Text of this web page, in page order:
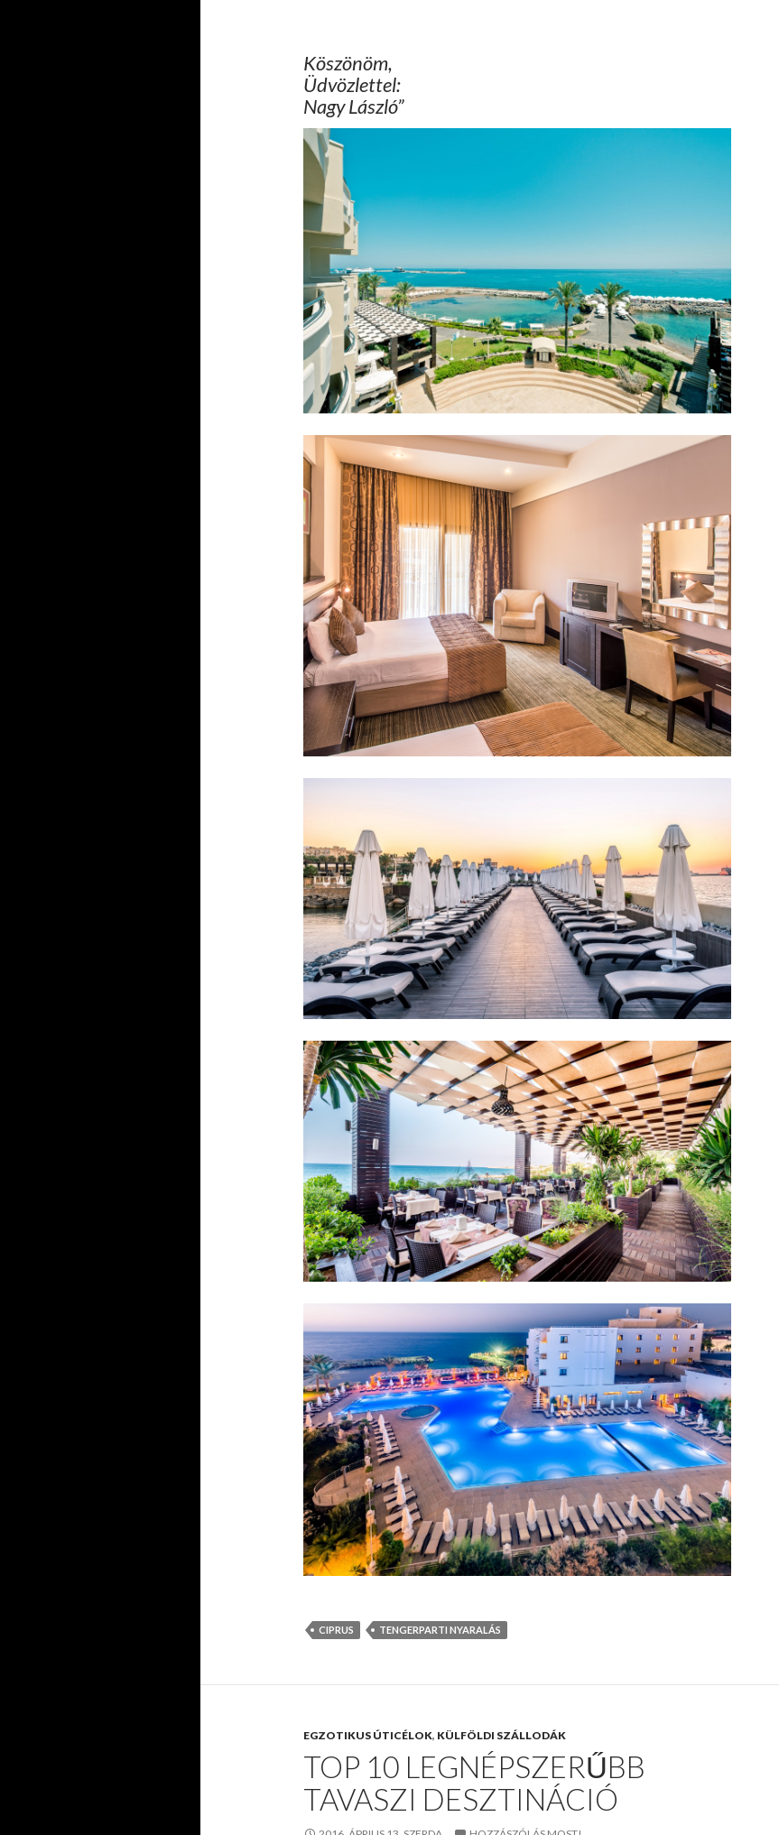
Köszönöm,
Üdvözlettel:
Nagy László”
CIPRUS TENGERPARTI NYARALÁS
EGZOTIKUS ÚTICÉLOK, KÜLFÖLDI SZÁLLODÁK
TOP 10 LEGNÉPSZERŰBB
TAVASZI DESZTINÁCIÓ